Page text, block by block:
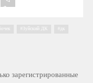
Зуйский ДК дк
зарегистрированные